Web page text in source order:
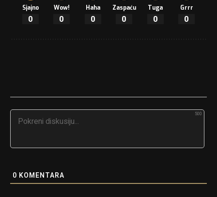
Sjajno
0
Wow!
0
Haha
0
Zaspaću
0
Tuga
0
Grrr
0
500
0 KOMENTARA